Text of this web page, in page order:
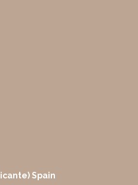
Spain